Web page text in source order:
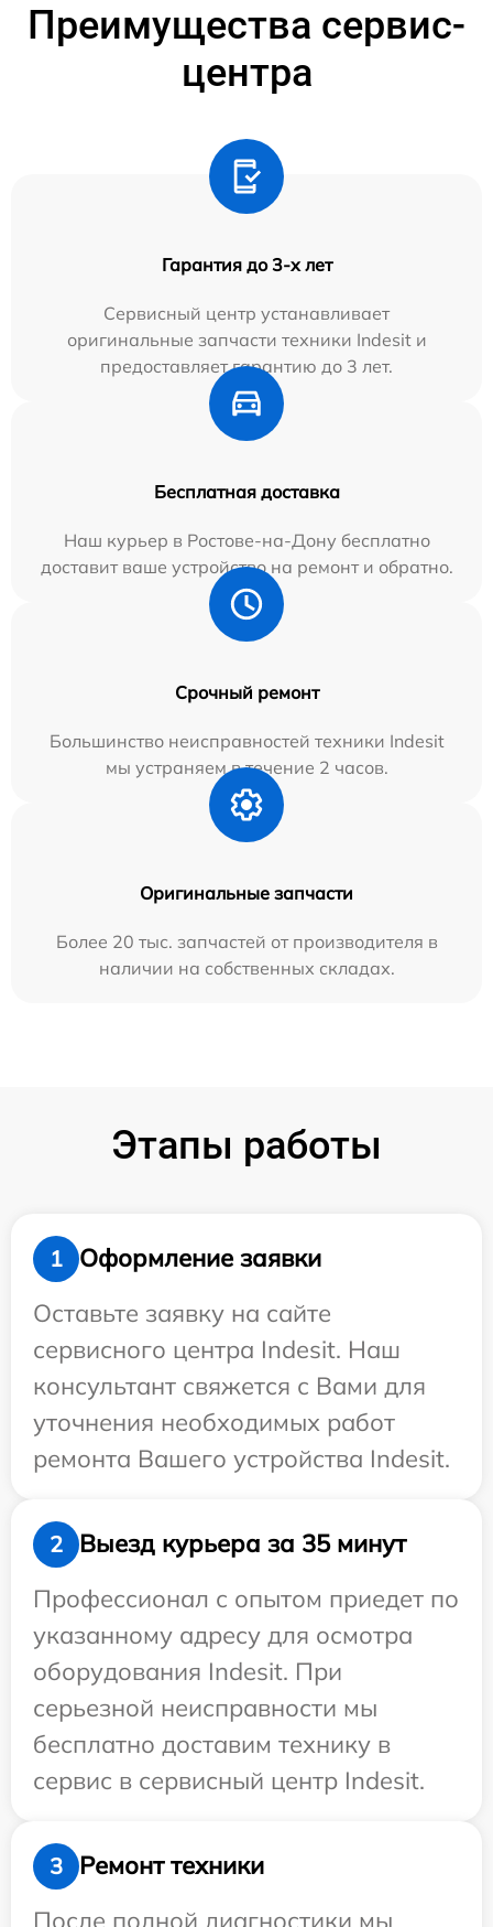
Преимущества сервис-
центра
Гарантия до 3-х лет
Сервисный центр устанавливает
оригинальные запчасти техники Indesit и
предоставляет гарантию до 3 лет.
Бесплатная доставка
Наш курьер в Ростове-на-Дону бесплатно
доставит ваше устройство на ремонт и обратно.
Срочный ремонт
Большинство неисправностей техники Indesit
мы устраняем в течение 2 часов.
Оригинальные запчасти
Более 20 тыс. запчастей от производителя в
наличии на собственных складах.
Этапы работы
1
Оформление заявки
Оставьте заявку на сайте
сервисного центра Indesit. Наш
консультант свяжется с Вами для
уточнения необходимых работ
ремонта Вашего устройства Indesit.
2
Выезд курьера за 35 минут
Профессионал с опытом приедет по
указанному адресу для осмотра
оборудования Indesit. При
серьезной неисправности мы
бесплатно доставим технику в
сервис в сервисный центр Indesit.
3
Ремонт техники
После полной диагностики мы